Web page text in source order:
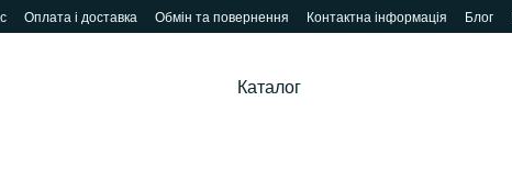
Оплата і доставка Обмін та повернення Контактна інформація Блог
Каталог